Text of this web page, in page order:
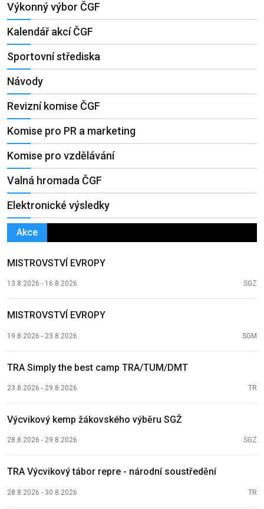
Výkonný výbor ČGF
Kalendář akcí ČGF
Sportovní střediska
Návody
Revizní komise ČGF
Komise pro PR a marketing
Komise pro vzdělávání
Valná hromada ČGF
Elektronické výsledky
Akce
MISTROVSTVÍ EVROPY
13.8.2026 - 16.8.2026 SGZ
MISTROVSTVÍ EVROPY
19.8.2026 - 23.8.2026 SGM
TRA Simply the best camp TRA/TUM/DMT
23.8.2026 - 29.8.2026 TR
Výcvikový kemp žákovského výběru SGŽ
28.8.2026 - 29.8.2026 SGZ
TRA Výcvikový tábor repre - národní soustředění
28.8.2026 - 30.8.2026 TR